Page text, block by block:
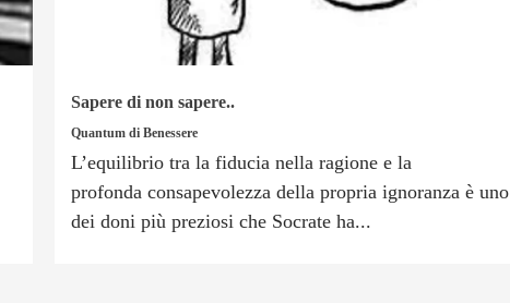
Sapere di non sapere..
Quantum di Benessere
L’equilibrio tra la fiducia nella ragione e la
profonda consapevolezza della propria ignoranza è uno
dei doni più preziosi che Socrate ha...